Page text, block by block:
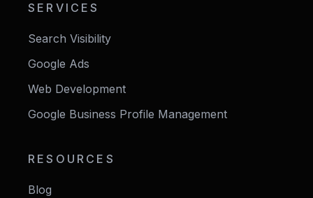
SERVICES
Search Visibility
Google Ads
Web Development
Google Business Profile Management
RESOURCES
Blog